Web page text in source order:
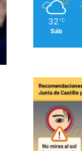
32 ℃
Sáb